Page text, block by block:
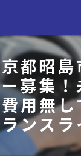
都昭島
募集
用無
ンスラ